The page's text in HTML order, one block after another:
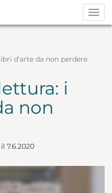
d'arte da non perdere
i
non
7.6.2020